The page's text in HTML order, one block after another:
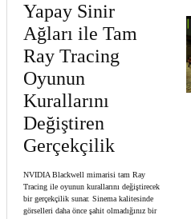
Yapay Sinir
Ağları ile Tam
Ray Tracing
Oyunun
Kurallarını
Değiştiren
Gerçekçilik
NVIDIA Blackwell mimarisi tam Ray
Tracing ile oyunun kurallarını değiştirecek
bir gerçekçilik sunar. Sinema kalitesinde
görselleri daha önce şahit olmadığınız bir